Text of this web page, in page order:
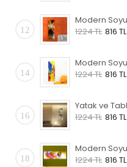
12
1224 TL 816 TL
14
1224 TL 816 TL
16
1224 TL 816 TL
18
1224 TL 816 TL